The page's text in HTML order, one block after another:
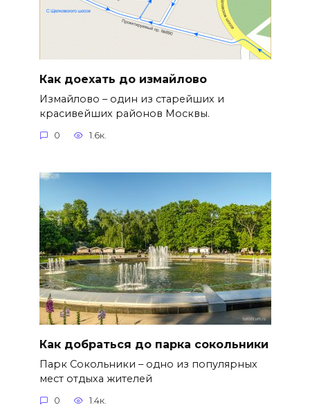
Как доехать до измайлово
Измайлово – один из старейших и
красивейших районов Москвы.
0 1.6к.
Как добраться до парка сокольники
Парк Сокольники – одно из популярных
мест отдыха жителей
0 1.4к.